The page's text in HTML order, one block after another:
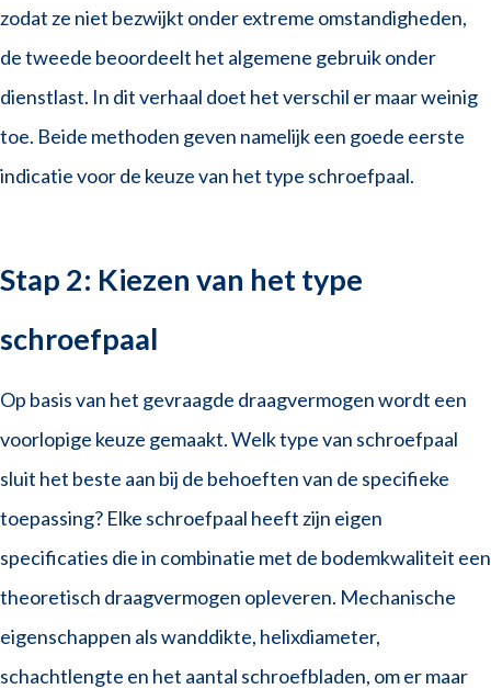
zodat ze niet bezwijkt onder extreme omstandigheden,
de tweede beoordeelt het algemene gebruik onder
dienstlast. In dit verhaal doet het verschil er maar weinig
toe. Beide methoden geven namelijk een goede eerste
indicatie voor de keuze van het type schroefpaal.
Stap 2: Kiezen van het type
schroefpaal
Op basis van het gevraagde draagvermogen wordt een
voorlopige keuze gemaakt. Welk type van schroefpaal
sluit het beste aan bij de behoeften van de specifieke
toepassing? Elke schroefpaal heeft zijn eigen
specificaties die in combinatie met de bodemkwaliteit een
theoretisch draagvermogen opleveren. Mechanische
eigenschappen als wanddikte, helixdiameter,
schachtlengte en het aantal schroefbladen, om er maar